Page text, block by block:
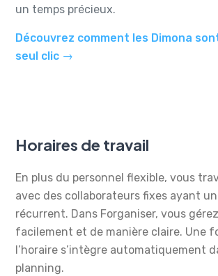
un temps précieux.
Découvrez comment les Dimona
seul clic →
Horaires de travail
En plus du personnel flexible, vous
avec des collaborateurs fixes ayant
récurrent. Dans Forganiser, vous
facilement et de manière claire. Une
l’horaire s’intègre automatiquement
planning.